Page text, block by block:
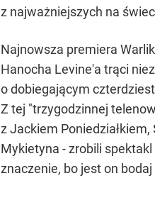
z najważniejszych na
Najnowsza premiera
Hanocha Levine'a trąci
o dobiegającym
Z tej "trzygodzinnej
z Jackiem
Mykietyna - zrobili
znaczenie, bo jest on